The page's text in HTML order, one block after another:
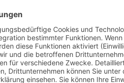
verlässliche Ergebnisse.
Burgplatz (Mühlenstraße 2)
kann man einfach und
mit großem Interesse –
vermeiden wir
Christopher Diel.